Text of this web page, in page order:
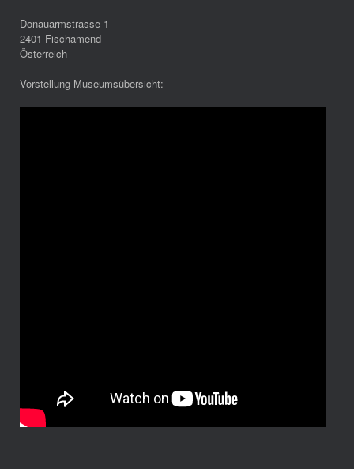
Donauarmstrasse 1
2401 Fischamend
Österreich
Vorstellung Museumsübersicht: